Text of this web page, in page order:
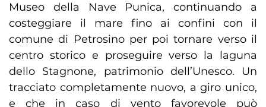
Museo della Nave Punica, continuando a
costeggiare il mare fino ai confini con il
comune di Petrosino per poi tornare verso il
centro storico e proseguire verso la laguna
dello Stagnone, patrimonio dell’Unesco. Un
tracciato completamente nuovo, a giro unico,
e che in caso di vento favorevole può